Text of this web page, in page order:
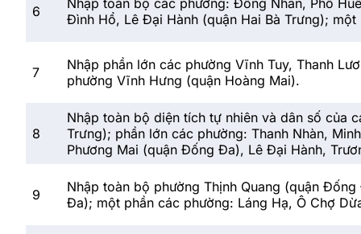
6
Đình Hổ, Lê Đại Hành (quận Hai Bà Trưng);
7
Nhập phần lớn các phường Vĩnh Tuy, Thanh
phường Vĩnh Hưng (quận Hoàng Mai).
8
Nhập toàn bộ diện tích tự nhiên và dân số của
Trưng); phần lớn các phường: Thanh Nhàn,
Phương Mai (quận Đống Đa), Lê Đại Hành,
9
Nhập toàn bộ phường Thịnh Quang (quận
Đa); một phần các phường: Láng Hạ, Ô Chợ